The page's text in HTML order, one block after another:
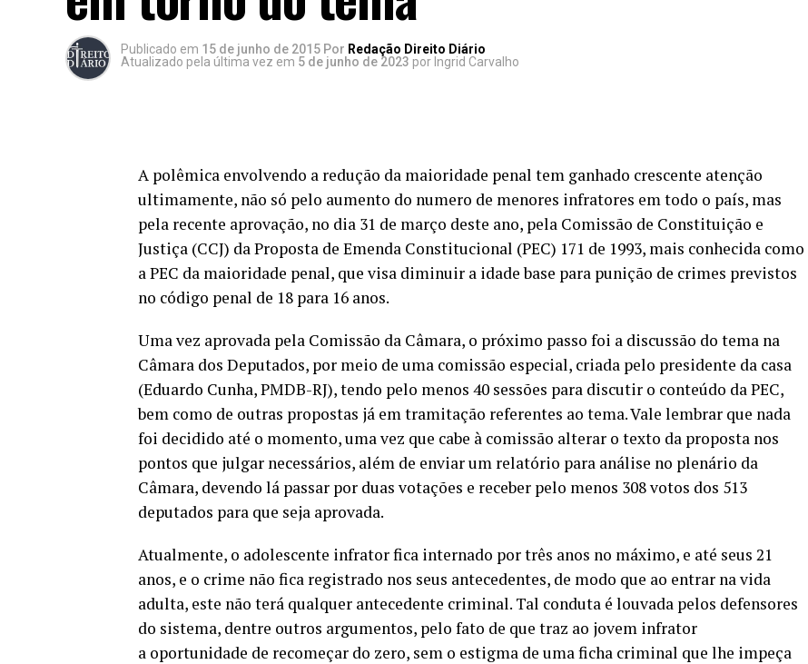
Publicado em 15 de junho de 2015 Por Redação Direito Diário
Atualizado pela última vez em 5 de junho de 2023 por Ingrid Carvalho
A polêmica envolvendo a redução da maioridade penal tem ganhado crescente atenção
ultimamente, não só pelo aumento do numero de menores infratores em todo o país, mas
pela recente aprovação, no dia 31 de março deste ano, pela Comissão de Constituição e
Justiça (CCJ) da Proposta de Emenda Constitucional (PEC) 171 de 1993, mais conhecida como
a PEC da maioridade penal, que visa diminuir a idade base para punição de crimes previstos
no código penal de 18 para 16 anos.
Uma vez aprovada pela Comissão da Câmara, o próximo passo foi a discussão do tema na
Câmara dos Deputados, por meio de uma comissão especial, criada pelo presidente da casa
(Eduardo Cunha, PMDB-RJ), tendo pelo menos 40 sessões para discutir o conteúdo da PEC,
bem como de outras propostas já em tramitação referentes ao tema. Vale lembrar que nada
foi decidido até o momento, uma vez que cabe à comissão alterar o texto da proposta nos
pontos que julgar necessários, além de enviar um relatório para análise no plenário da
Câmara, devendo lá passar por duas votações e receber pelo menos 308 votos dos 513
deputados para que seja aprovada.
Atualmente, o adolescente infrator fica internado por três anos no máximo, e até seus 21
anos, e o crime não fica registrado nos seus antecedentes, de modo que ao entrar na vida
adulta, este não terá qualquer antecedente criminal. Tal conduta é louvada pelos defensores
do sistema, dentre outros argumentos, pelo fato de que traz ao jovem infrator
a oportunidade de recomeçar do zero, sem o estigma de uma ficha criminal que lhe impeça